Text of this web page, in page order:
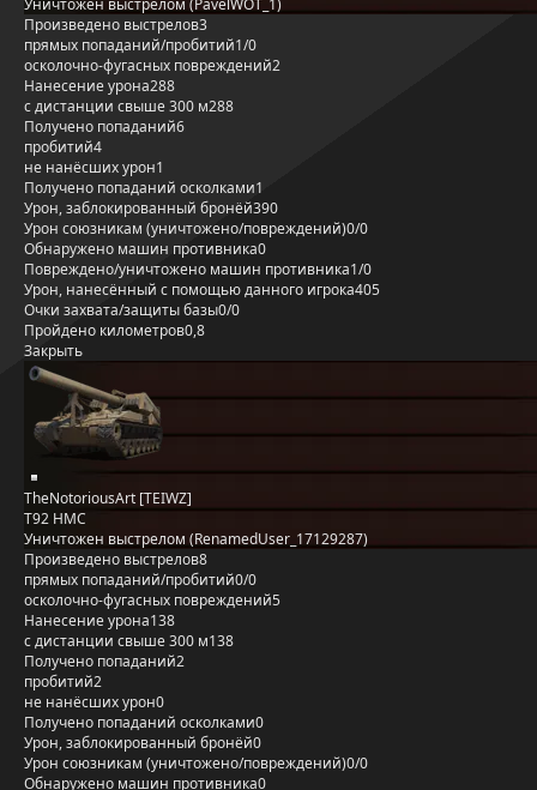
Уничтожен выстрелом (PavelWOT_1)
Произведено выстрелов3
прямых попаданий/пробитий1/0
осколочно-фугасных повреждений2
Нанесение урона288
с дистанции свыше 300 м288
Получено попаданий6
пробитий4
не нанёсших урон1
Получено попаданий осколками1
Урон, заблокированный бронёй390
Урон союзникам (уничтожено/повреждений)0/0
Обнаружено машин противника0
Повреждено/уничтожено машин противника1/0
Урон, нанесённый с помощью данного игрока405
Очки захвата/защиты базы0/0
Пройдено километров0,8
Закрыть
TheNotoriousArt [TEIWZ]
T92 HMC
Уничтожен выстрелом (RenamedUser_17129287)
Произведено выстрелов8
прямых попаданий/пробитий0/0
осколочно-фугасных повреждений5
Нанесение урона138
с дистанции свыше 300 м138
Получено попаданий2
пробитий2
не нанёсших урон0
Получено попаданий осколками0
Урон, заблокированный бронёй0
Урон союзникам (уничтожено/повреждений)0/0
Обнаружено машин противника0